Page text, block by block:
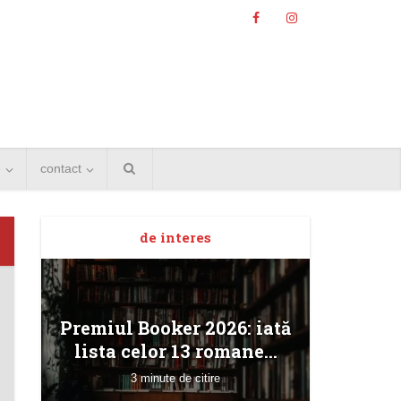
contact
de interes
Premiul Booker 2026: iată
lista celor 13 romane...
3 minute de citire